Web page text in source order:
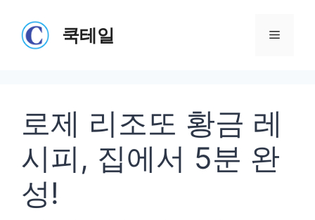
쿡테일 메
로제 리조또 황금 레
시피, 집에서 5분 완
성!